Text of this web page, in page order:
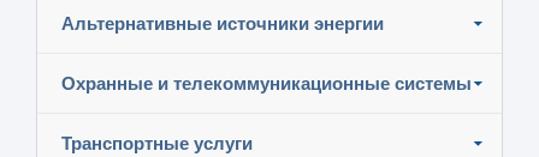
Альтернативные источники энергии
Охранные и телекоммуникационные системы
Транспортные услуги